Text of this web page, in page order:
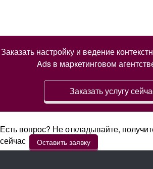
Заказать настройку и ведение
Ads в маркетинговом
Заказать услугу
Есть вопрос? Не откладывайте,
сейчас
Оставить заявку